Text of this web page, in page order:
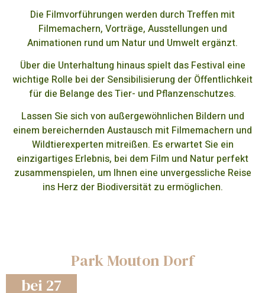
Die Filmvorführungen werden durch Treffen mit
Filmemachern, Vorträge, Ausstellungen und
Animationen rund um Natur und Umwelt ergänzt.
Über die Unterhaltung hinaus spielt das Festival eine
wichtige Rolle bei der Sensibilisierung der Öffentlichkeit
für die Belange des Tier- und Pflanzenschutzes.
Lassen Sie sich von außergewöhnlichen Bildern und
einem bereichernden Austausch mit Filmemachern und
Wildtierexperten mitreißen. Es erwartet Sie ein
einzigartiges Erlebnis, bei dem Film und Natur perfekt
zusammenspielen, um Ihnen eine unvergessliche Reise
ins Herz der Biodiversität zu ermöglichen.
Park Mouton Dorf
bei 27